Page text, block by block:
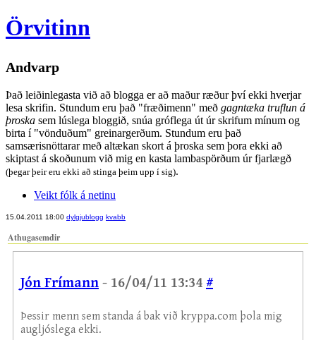
Örvitinn
Andvarp
Það leiðinlegasta við að blogga er að maður ræður því ekki hverjar
lesa skrifin. Stundum eru það "fræðimenn" með gagntæka truflun á
þroska sem lúslega bloggið, snúa gróflega út úr skrifum mínum og
birta í "vönduðum" greinargerðum. Stundum eru það
samsærisnöttarar með altækan skort á þroska sem þora ekki að
skiptast á skoðunum við mig en kasta lambaspörðum úr fjarlægð
(þegar þeir eru ekki að stinga þeim upp í sig).
Veikt fólk á netinu
15.04.2011 18:00 dylgjublogg kvabb
Athugasemdir
Jón Frímann - 16/04/11 13:34 #
Þessir menn sem standa á bak við kryppa.com þola mig
augljóslega ekki.